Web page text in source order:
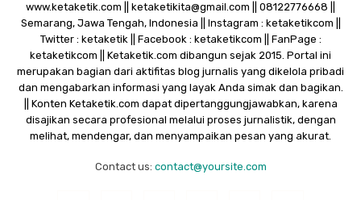
www.ketaketik.com || ketaketikita@gmail.com || 08122776668 ||
Semarang, Jawa Tengah, Indonesia || Instagram : ketaketikcom ||
Twitter : ketaketik || Facebook : ketaketikcom || FanPage :
ketaketikcom || Ketaketik.com dibangun sejak 2015. Portal ini
merupakan bagian dari aktifitas blog jurnalis yang dikelola pribadi
dan mengabarkan informasi yang layak Anda simak dan bagikan.
|| Konten Ketaketik.com dapat dipertanggungjawabkan, karena
disajikan secara profesional melalui proses jurnalistik, dengan
melihat, mendengar, dan menyampaikan pesan yang akurat.
Contact us: contact@yoursite.com